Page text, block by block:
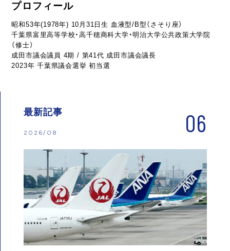
プロフィール
昭和53年(1978年) 10月31日生 血液型/B型（さそり座）
千葉県富里高等学校・高千穂商科大学・明治大学公共政策大学院
（修士）
成田市議会議員 4期 / 第41代 成田市議会議長
2023年 千葉県議会選挙 初当選
最新記事
2026/08 06